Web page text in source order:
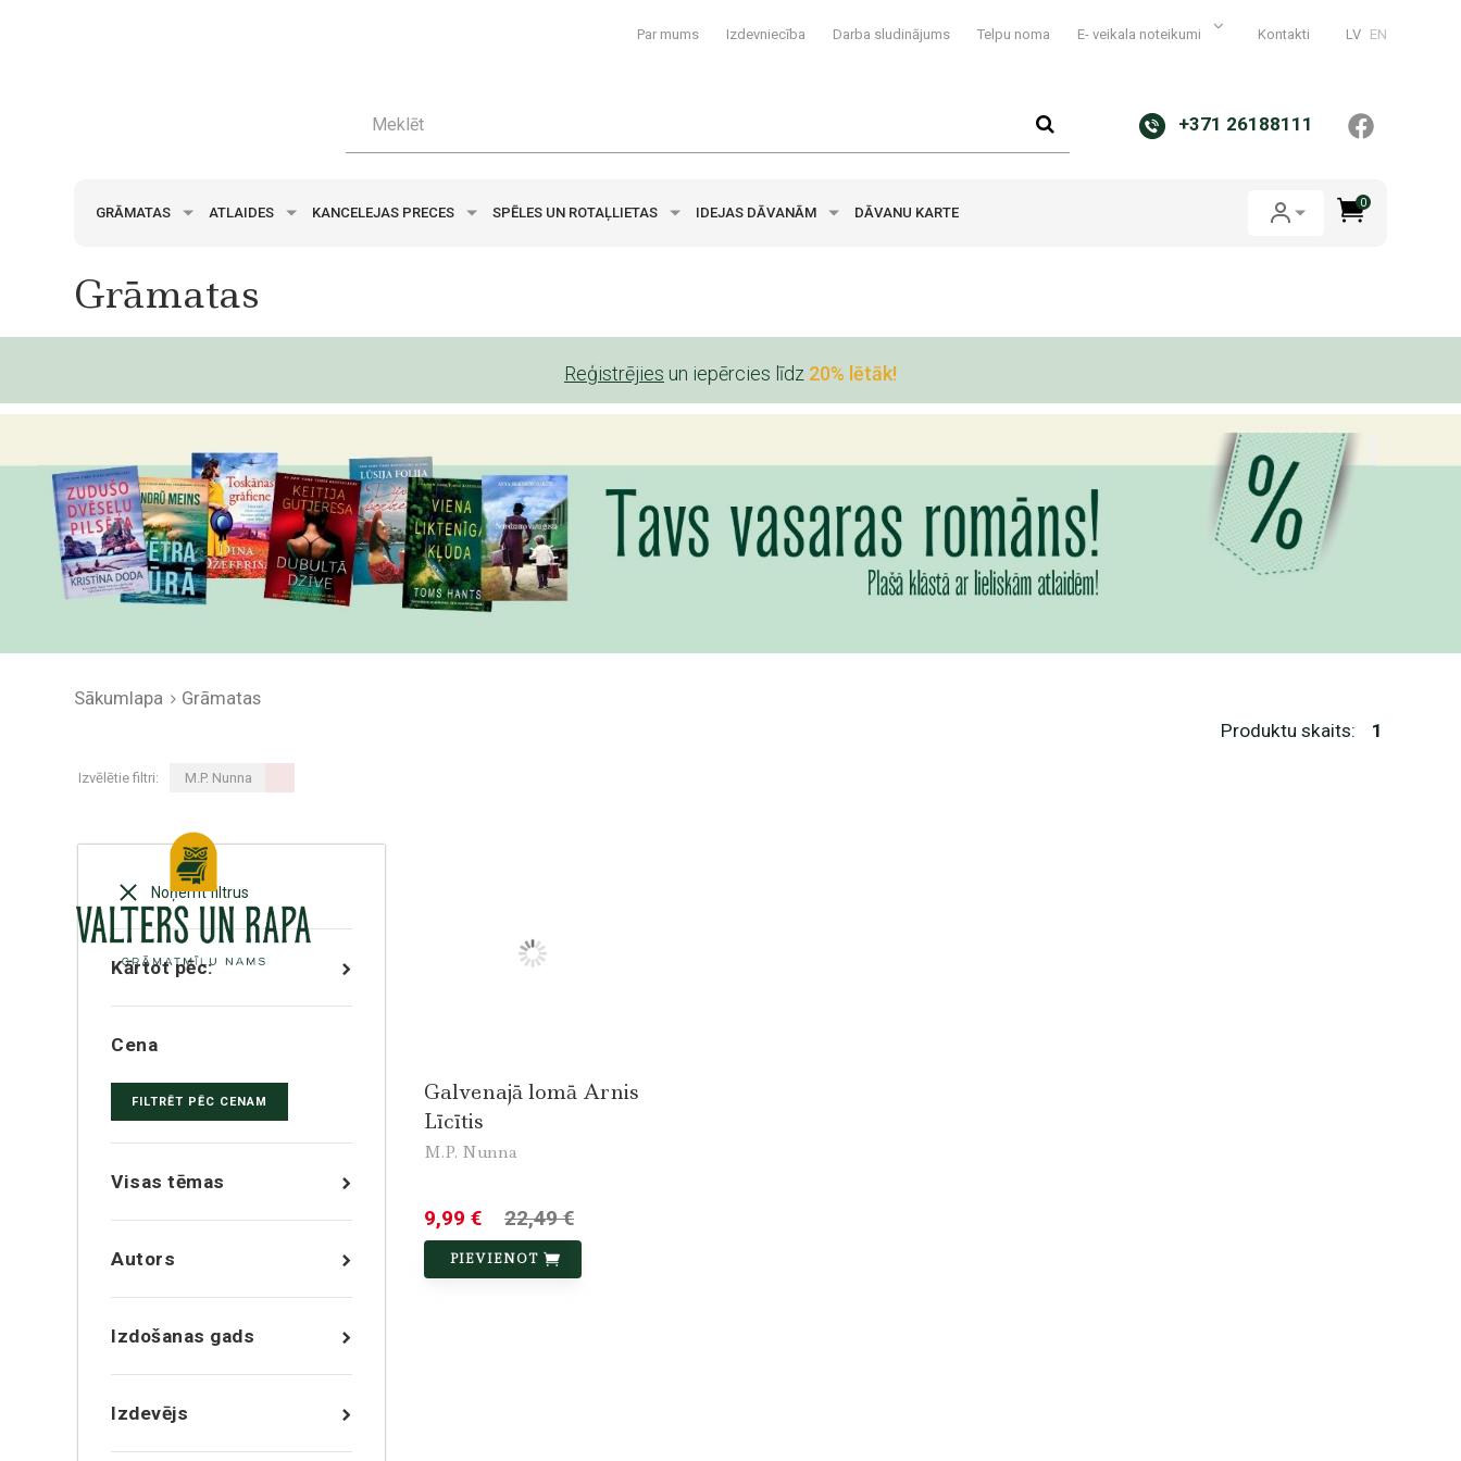
Par mums Izdevniecība Darba sludinājums Telpu noma E- veikala noteikumi Kontakti LV EN
+371 26188111
GRĀMATAS ATLAIDES KANCELEJAS PRECES SPĒLES UN ROTAĻLIETAS IDEJAS DĀVANĀM DĀVANU KARTE
0
Grāmatas
Reģistrējies un iepērcies līdz 20% lētāk!
Sākumlapa
Grāmatas
Produktu skaits:
1
Izvēlētie filtri: M.P. Nunna
Noņemt filtrus
Kārtot pēc:
Cena
FILTRĒT PĒC CENAM
Visas tēmas
Autors
Izdošanas gads
Izdevējs
Galvenajā lomā Arnis
Līcītis
M.P. Nunna
9,99 € 22,49 €
PIEVIENOT